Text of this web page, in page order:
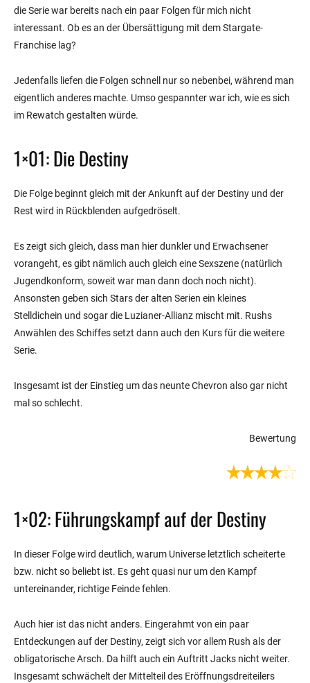
die Serie war bereits nach ein paar Folgen für mich nicht
interessant. Ob es an der Übersättigung mit dem Stargate-
Franchise lag?
Jedenfalls liefen die Folgen schnell nur so nebenbei, während man
eigentlich anderes machte. Umso gespannter war ich, wie es sich
im Rewatch gestalten würde.
1×01: Die Destiny
Die Folge beginnt gleich mit der Ankunft auf der Destiny und der
Rest wird in Rückblenden aufgedröselt.
Es zeigt sich gleich, dass man hier dunkler und Erwachsener
vorangeht, es gibt nämlich auch gleich eine Sexszene (natürlich
Jugendkonform, soweit war man dann doch noch nicht).
Ansonsten geben sich Stars der alten Serien ein kleines
Stelldichein und sogar die Luzianer-Allianz mischt mit. Rushs
Anwählen des Schiffes setzt dann auch den Kurs für die weitere
Serie.
Insgesamt ist der Einstieg um das neunte Chevron also gar nicht
mal so schlecht.
Bewertung
1×02: Führungskampf auf der Destiny
In dieser Folge wird deutlich, warum Universe letztlich scheiterte
bzw. nicht so beliebt ist. Es geht quasi nur um den Kampf
untereinander, richtige Feinde fehlen.
Auch hier ist das nicht anders. Eingerahmt von ein paar
Entdeckungen auf der Destiny, zeigt sich vor allem Rush als der
obligatorische Arsch. Da hilft auch ein Auftritt Jacks nicht weiter.
Insgesamt schwächelt der Mittelteil des Eröffnungsdreiteilers